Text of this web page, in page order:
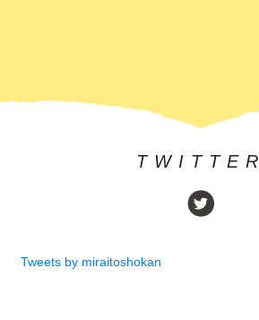
TWITTER
Tweets by miraitoshokan